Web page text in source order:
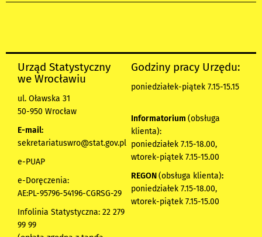
Urząd Statystyczny
we Wrocławiu
ul. Oławska 31
50-950 Wrocław
E-mail:
sekretariatuswro@stat.gov.pl
e-PUAP
e-Doręczenia:
AE:PL-95796-54196-CGRSG-29
Infolinia Statystyczna: 22 279
99 99
Godziny pracy Urzędu:
poniedziałek-piątek 7.15-15.15
Informatorium (obsługa
klienta):
poniedziałek 7.15-18.00,
wtorek-piątek 7.15-15.00
REGON(obsługa klienta):
poniedziałek 7.15-18.00,
wtorek-piątek 7.15-15.00